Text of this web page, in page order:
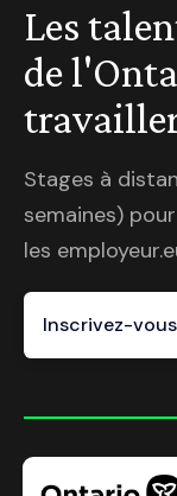
Les
de
Stages à
semaines)
les
Inscrivez-